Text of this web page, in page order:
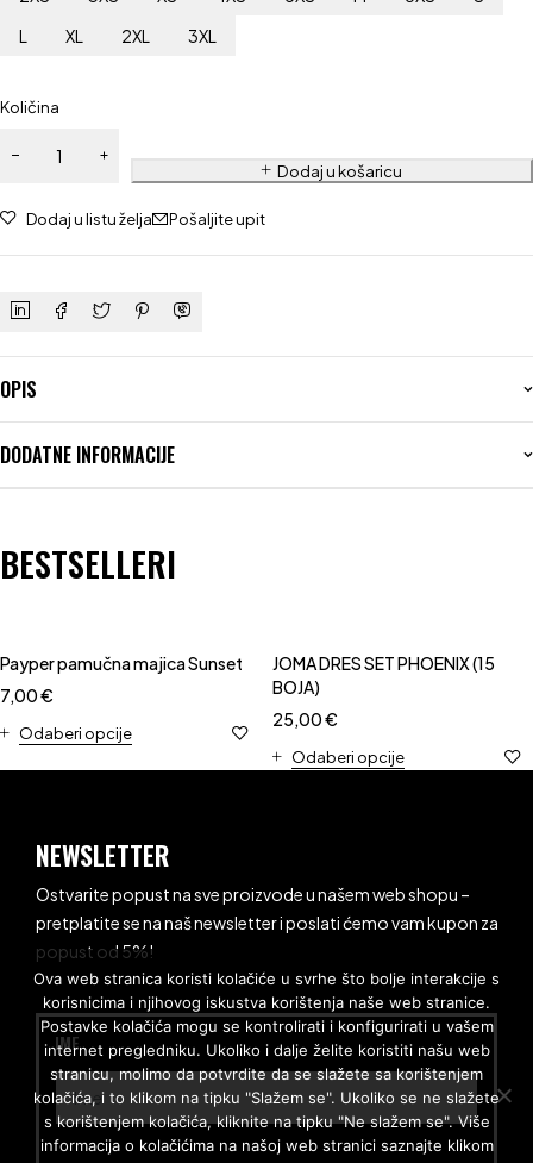
L
XL 2XL 3XL
Količina
Dodaj u košaricu
Dodaj u listu želja Pošaljite upit
OPIS
DODATNE INFORMACIJE
BESTSELLERI
Payper pamučna majica Sunset
7,00€
Odaberi opcije
JOMA DRES SET PHOENIX (15
BOJA)
25,00€
Odaberi opcije
NEWSLETTER
Ostvarite popust na sve proizvode u našem web shopu –
pretplatite se na naš newsletter i poslati ćemo vam kupon za
popust od 5%!
IME
Ova web stranica koristi kolačiće u svrhe što bolje interakcije s
korisnicima i njihovog iskustva korištenja naše web stranice.
Postavke kolačića mogu se kontrolirati i konfigurirati u vašem
internet pregledniku. Ukoliko i dalje želite koristiti našu web
stranicu, molimo da potvrdite da se slažete sa korištenjem
kolačića, i to klikom na tipku "Slažem se". Ukoliko se ne slažete
s korištenjem kolačića, kliknite na tipku "Ne slažem se". Više
informacija o kolačićima na našoj web stranici saznajte klikom